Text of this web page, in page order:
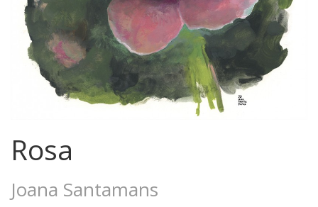
Rosa
Joana Santamans